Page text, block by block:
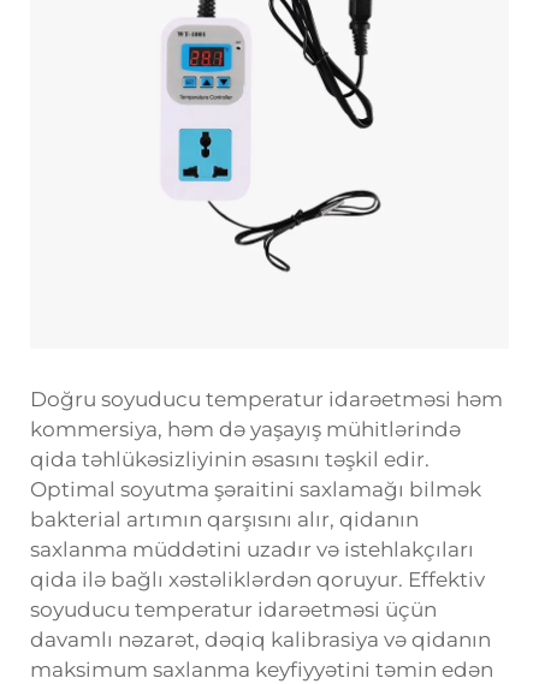
Doğru soyuducu temperatur idarəetməsi həm
kommersiya, həm də yaşayış mühitlərində
qida təhlükəsizliyinin əsasını təşkil edir.
Optimal soyutma şəraitini saxlamağı bilmək
bakterial artımın qarşısını alır, qidanın
saxlanma müddətini uzadır və istehlakçıları
qida ilə bağlı xəstəliklərdən qoruyur. Effektiv
soyuducu temperatur idarəetməsi üçün
davamlı nəzarət, dəqiq kalibrasiya və qidanın
maksimum saxlanma keyfiyyətini təmin edən